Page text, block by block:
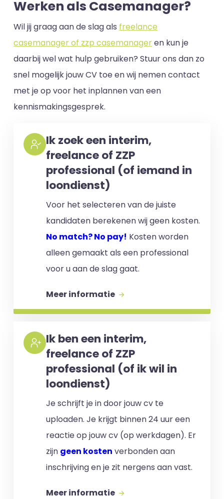
Werken als Casemanager?
Wil jij graag aan de slag als freelance
casemanager of zzp casemanageren kun je
daarbij wel wat hulp gebruiken? Stuur ons dan zo
snel mogelijk jouw CV toe en wij nemen contact
met je op voor het inplannen van een
kennismakingsgesprek.
Ik zoek een interim,
freelance of ZZP
professional (of iemand in
loondienst)
Voor het selecteren van de juiste
kandidaten berekenen wij geen kosten.
No match? No pay! Kosten worden
alleen gemaakt als een professional
voor u aan de slag gaat.
Meer informatie
Ik ben een interim,
freelance of ZZP
professional (of ik wil in
loondienst)
Je schrijft je in door jouw cv te
uploaden. Je krijgt binnen 24 uur een
reactie op jouw cv (op werkdagen). Er
zijn geen kosten verbonden aan
inschrijving en je zit nergens aan vast.
Meer informatie